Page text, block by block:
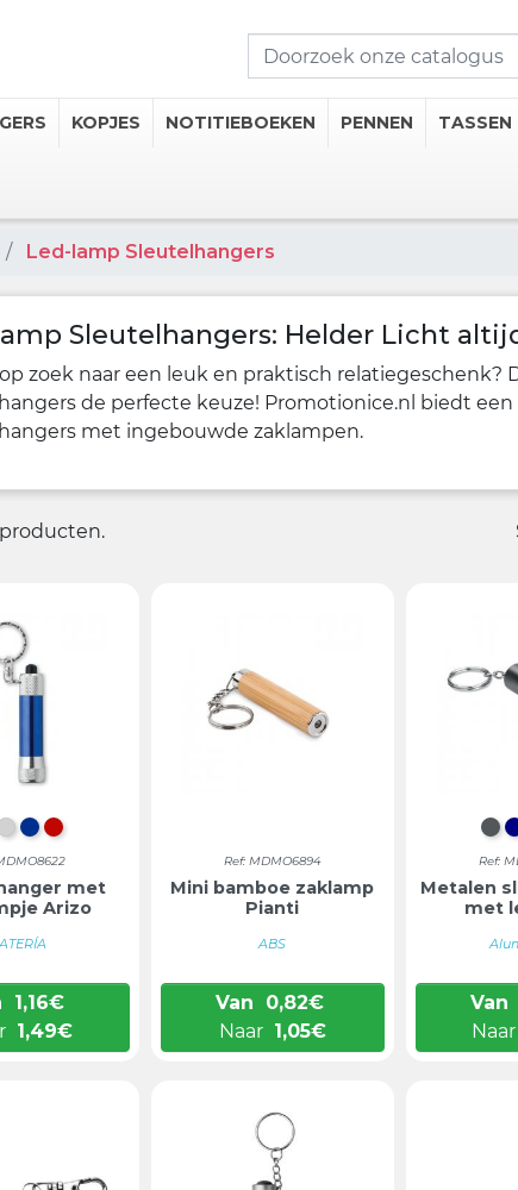
Kopjes
Thermische Mokken
KOPJES NOTITIEBOEKEN PENNEN TASSEN
Led-lamp Sleutelhangers
Sleutelhangers: Helder Licht
zoek naar een leuk en praktisch relatiegeschenk?
de perfecte keuze! Promotionice.nl biedt
met ingebouwde zaklampen.
ZILVER
BLAUW
ROOD
met
Arizo
1,16€
1,49€
Ref: MDMO6894
Mini bamboe zaklamp
Pianti
ABS
Van 0,82€
Naar 1,05€
Ref:
Metalen
met
Van
Naar